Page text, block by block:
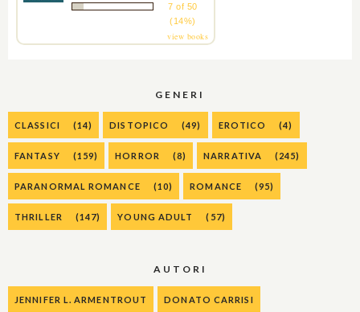
7 of 50
(14%)
view books
GENERI
CLASSICI (14) DISTOPICO (49) EROTICO (4)
FANTASY (159) HORROR (8) NARRATIVA (245)
PARANORMAL ROMANCE (10) ROMANCE (95)
THRILLER (147) YOUNG ADULT (57)
AUTORI
JENNIFER L. ARMENTROUT DONATO CARRISI